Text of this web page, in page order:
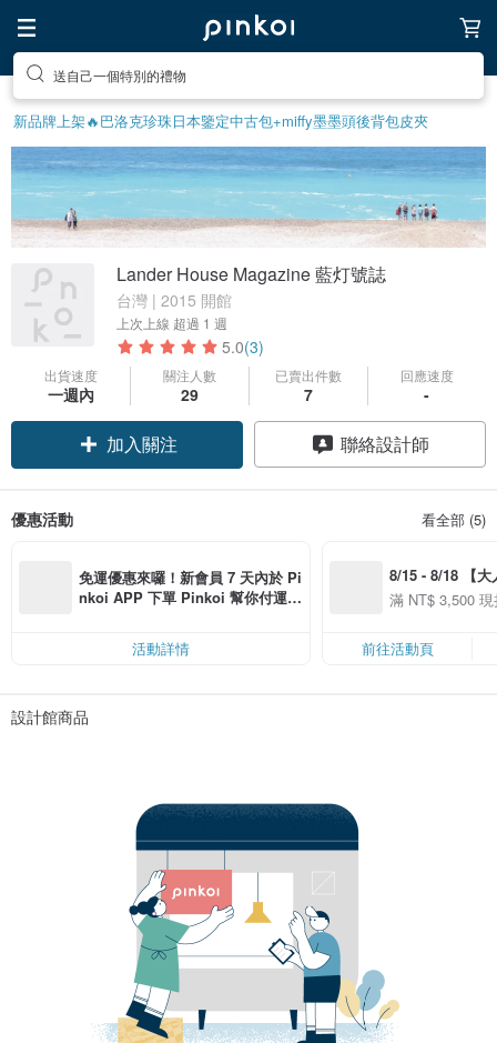
送自己一個特別的禮物
新品牌上架🔥巴洛克珍珠日本鑒定中古包+miffy墨墨頭後背包皮夾
Lander House Magazine 藍灯號誌
台灣 | 2015 開館
上次上線 超過 1 週
5.0(3)
出貨速度
一週內
關注人數
29
已賣出件數
7
回應速度
-
加入關注 聯絡設計師
優惠活動 看全部 (5)
免運優惠來囉！新會員 7 天內於 Pi
nkoi APP 下單 Pinkoi 幫你付運
活動詳情
8/15 - 8/18 【大
季】滿
50
滿 NT$ 3,500
前往活動頁
設計館商品